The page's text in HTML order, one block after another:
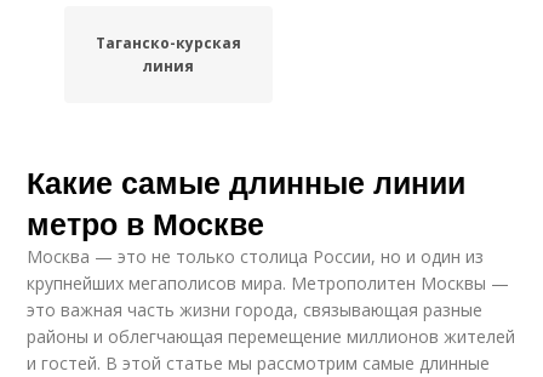
Таганско-курская
линия
Какие самые длинные линии
метро в Москве
Москва — это не только столица России, но и один из
крупнейших мегаполисов мира. Метрополитен Москвы —
это важная часть жизни города, связывающая разные
районы и облегчающая перемещение миллионов жителей
и гостей. В этой статье мы рассмотрим самые длинные